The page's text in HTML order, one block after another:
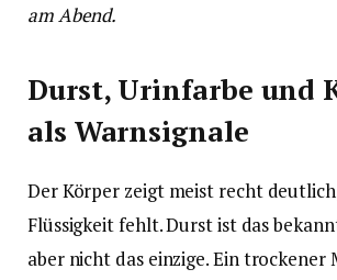
am Abend.
Durst, Urinfarbe und
als Warnsignale
Der Körper zeigt meist recht
Flüssigkeit fehlt. Durst ist das
aber nicht das einzige. Ein trockener